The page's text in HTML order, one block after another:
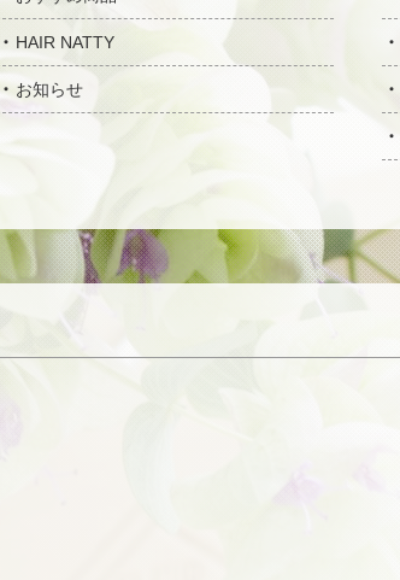
HAIR NATTY
お知らせ